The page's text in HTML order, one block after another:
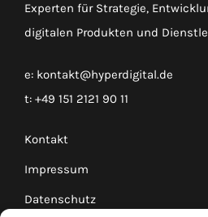
Experten für Strategie,
digitalen Produkten und
e: kontakt@hyperdigital.de
t: +49 151 2121 90 11
Kontakt
Impressum
Datenschutz